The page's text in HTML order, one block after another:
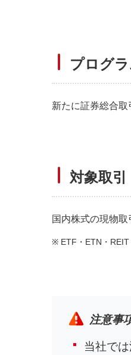
プログ
新たに証券総合取
対象取引
国内株式の現物取
※ ETF・ETN・REIT
注意事
当社で